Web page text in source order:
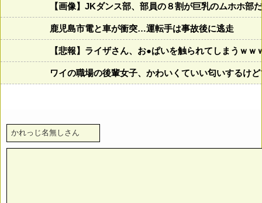
【画像】JKダンス部、部員の８割が巨乳のムホホ部
鹿児島市電と車が衝突…運転手は事故後に逃走
【悲報】ライザさん、お●ぱいを触られてしまうｗｗ
ワイの職場の後輩女子、かわいくていい匂いするけ